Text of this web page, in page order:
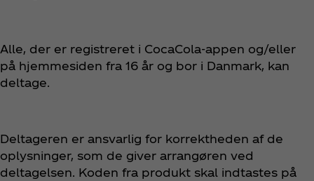
Alle, der er registreret i CocaCola-appen og/eller
på hjemmesiden fra 16 år og bor i Danmark, kan
deltage.
Deltageren er ansvarlig for korrektheden af de
oplysninger, som de giver arrangøren ved
deltagelsen. Koden fra produkt skal indtastes på